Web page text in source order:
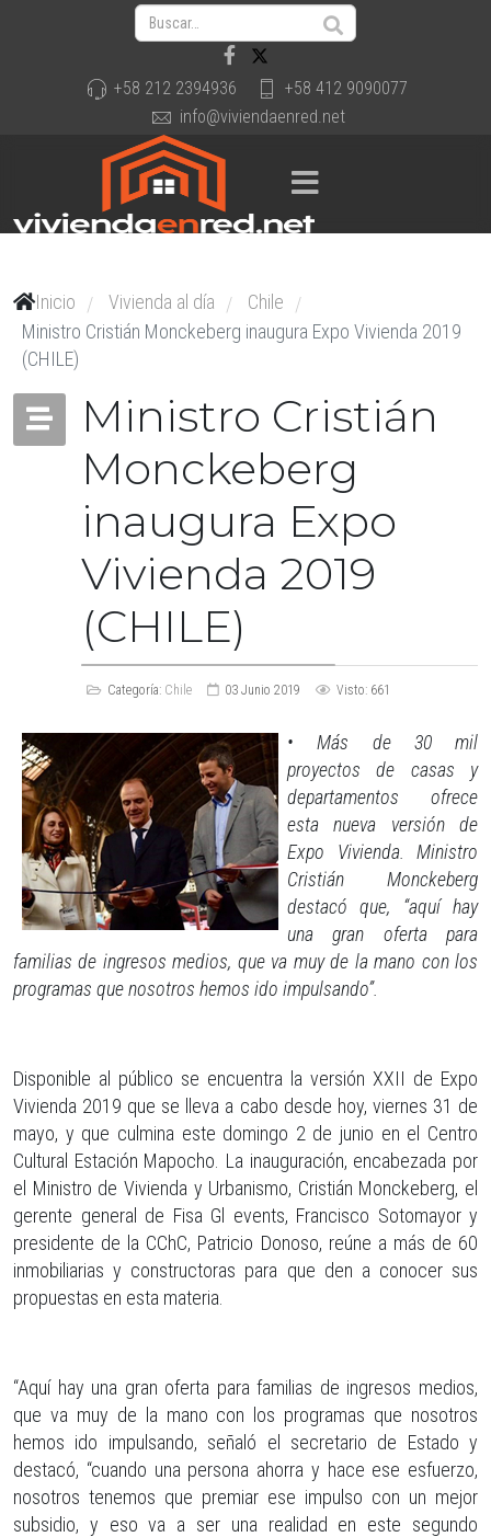
+58 212 2394936
+58 412 9090077
info@viviendaenred.net
Inicio / Vivienda al día / Chile /
Ministro Cristián Monckeberg inaugura Expo Vivienda 2019
(CHILE)
Ministro Cristián
Monckeberg
inaugura Expo
Vivienda 2019
(CHILE)
Categoría: Chile 03 Junio 2019 Visto: 661
• Más de 30 mil
proyectos de casas y
departamentos ofrece
esta nueva versión de
Expo Vivienda. Ministro
Cristián Monckeberg
destacó que, “aquí hay
una gran oferta para
familias de ingresos medios, que va muy de la mano con los
programas que nosotros hemos ido impulsando”.
Disponible al público se encuentra la versión XXII de Expo
Vivienda 2019 que se lleva a cabo desde hoy, viernes 31 de
mayo, y que culmina este domingo 2 de junio en el Centro
Cultural Estación Mapocho. La inauguración, encabezada por
el Ministro de Vivienda y Urbanismo, Cristián Monckeberg, el
gerente general de Fisa Gl events, Francisco Sotomayor y
presidente de la CChC, Patricio Donoso, reúne a más de 60
inmobiliarias y constructoras para que den a conocer sus
propuestas en esta materia.
“Aquí hay una gran oferta para familias de ingresos medios,
que va muy de la mano con los programas que nosotros
hemos ido impulsando, señaló el secretario de Estado y
destacó, “cuando una persona ahorra y hace ese esfuerzo,
nosotros tenemos que premiar ese impulso con un mejor
subsidio, y eso va a ser una realidad en este segundo